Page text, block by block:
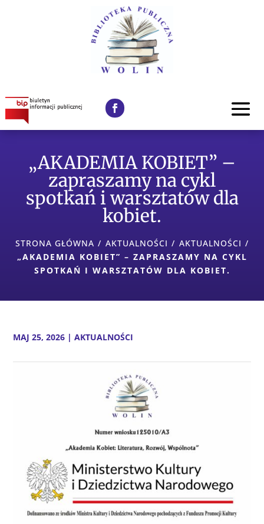
„AKADEMIA KOBIET” –
zapraszamy na cykl
spotkań i warsztatów dla
kobiet.
STRONA GŁÓWNA / AKTUALNOŚCI / AKTUALNOŚCI /
„AKADEMIA KOBIET” – ZAPRASZAMY NA CYKL
SPOTKAŃ I WARSZTATÓW DLA KOBIET.
MAJ 25, 2026 |AKTUALNOŚCI